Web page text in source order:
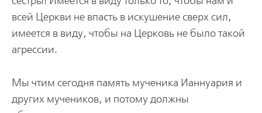
всей Церкви не впасть в искушение сверх сил,
имеется в виду, чтобы на Церковь не было такой
агрессии.
Мы чтим сегодня память мученика Ианнуария и
других мучеников, и потому должны